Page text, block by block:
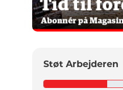
Støt Arbejderen